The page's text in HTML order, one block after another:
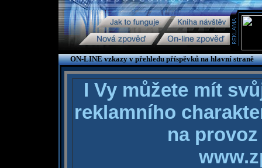
ON-LINE vzkazy v přehledu příspěvků na hlavní straně
I Vy můžete mít
reklamního
na